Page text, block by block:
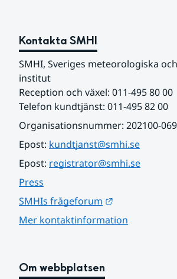
Kontakta SMHI
SMHI, Sveriges meteorologiska
institut
Reception och växel: 011-495 80 00
Telefon kundtjänst: 011-495 82 00
Organisationsnummer: 202100-
Epost: kundtjanst@smhi.se
Epost: registrator@smhi.se
Press
SMHIs frågeforum
Mer kontaktinformation
Om webbplatsen